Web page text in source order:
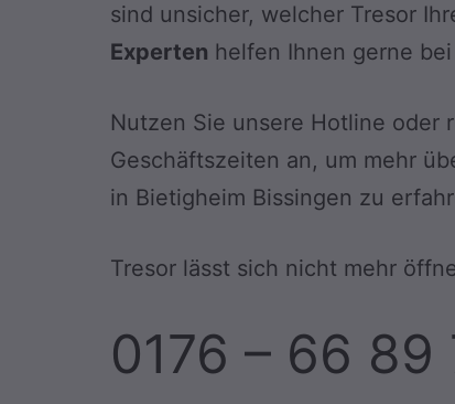
sind unsicher, welcher Tresor
Experten helfen Ihnen gerne
Nutzen Sie unsere Hotline oder
Geschäftszeiten an, um mehr
in Bietigheim Bissingen zu
Tresor lässt sich nicht mehr
0176 – 66 89